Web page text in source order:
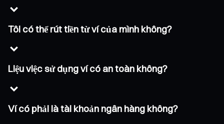
Tôi có thể rút tiền từ ví của mình không?
Liệu việc sử dụng ví có an toàn không?
Ví có phải là tài khoản ngân hàng không?